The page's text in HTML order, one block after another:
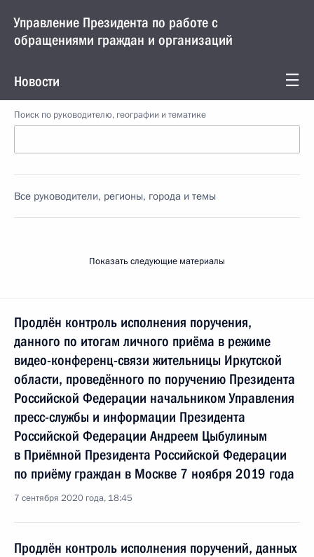
Управление Президента по работе с
обращениями граждан и организаций
Новости
Поиск по руководителю, географии и тематике
Все руководители, регионы, города и темы
Показать следующие материалы
Продлён контроль исполнения поручения,
данного по итогам личного приёма в режиме
видео-конференц-связи жительницы Иркутской
области, проведённого по поручению Президента
Российской Федерации начальником Управления
пресс-службы и информации Президента
Российской Федерации Андреем Цыбулиным
в Приёмной Президента Российской Федерации
по приёму граждан в Москве 7 ноября 2019 года
7 сентября 2020 года, 18:45
Продлён контроль исполнения поручений, данных